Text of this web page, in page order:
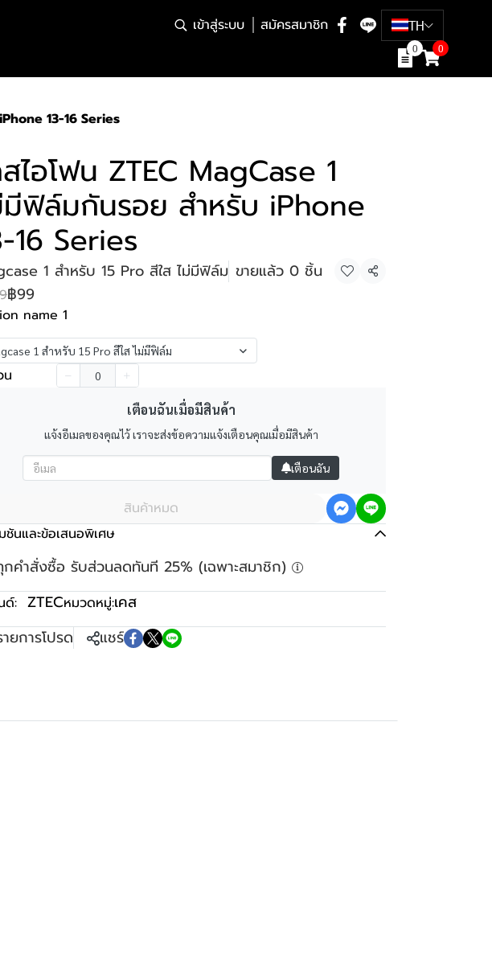
เข้าสู่ระบบ สมัครสมาชิก TH
0 0
13-16 Series
สไอโฟน ZTEC MagCase 1
มีฟิล์มกันรอย สำหรับ iPhone
16 Series
1 สำหรับ 15 Pro สีใส ไม่มีฟิล์ม ขายแล้ว 0 ชิ้น
แชร์
฿99
name 1
1 สำหรับ 15 Pro สีใส ไม่มีฟิล์ม
น
เตือนฉันเมื่อมีสินค้า
แจ้งอีเมลของคุณไว้ เราจะส่งข้อความแจ้งเตือนคุณเมื่อมีสินค้า
เตือนฉัน
สินค้าหมด
ชันและข้อเสนอพิเศษ
กคำสั่งซื้อ รับส่วนลดทันที 25% (เฉพาะสมาชิก)
ด์: ZTECหมวดหมู่:เคส
ยการโปรด
แชร์